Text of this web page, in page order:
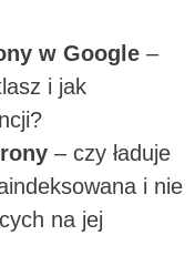
w Google –
i jak
– czy ładuje
i nie
na jej